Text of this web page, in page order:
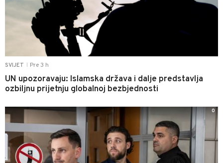
SVIJET Pre 3 h
UN upozoravaju: Islamska država i dalje predstavlja
ozbiljnu prijetnju globalnoj bezbjednosti
0